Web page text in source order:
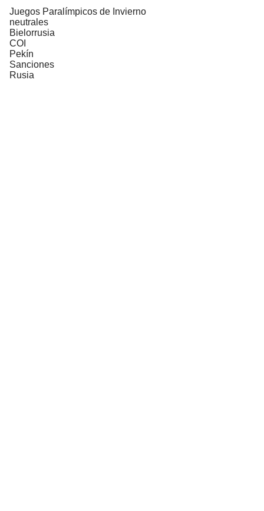
Juegos Paralímpicos de Invierno
neutrales
Bielorrusia
COI
Pekín
Sanciones
Rusia